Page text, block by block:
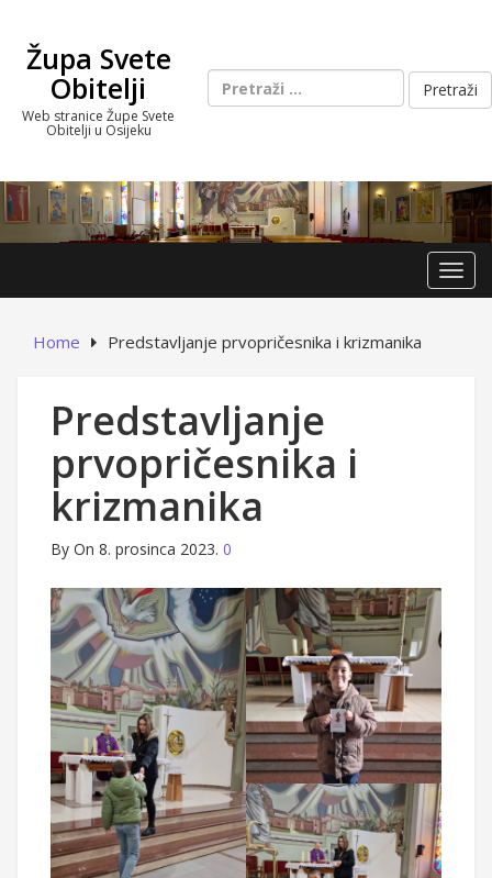
contentŽupa Svete
Obitelji
Web stranice Župe Svete
Obitelji u Osijeku
Pretraži:
Home Predstavljanje prvopričesnika i krizmanika
Predstavljanje
prvopričesnika i
krizmanika
By On 8. prosinca 2023. 0